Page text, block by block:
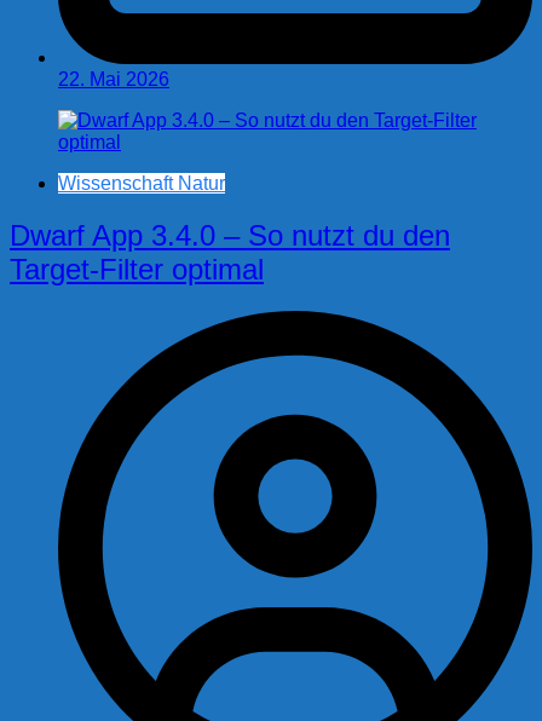
22. Mai 2026
Wissenschaft Natur
Dwarf App 3.4.0 – So nutzt du den
Target-Filter optimal